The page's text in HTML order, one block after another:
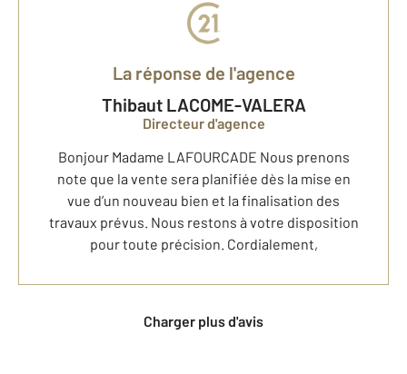
La réponse de l'agence
Thibaut LACOME-VALERA
Directeur d'agence
Bonjour Madame LAFOURCADE Nous prenons
note que la vente sera planifiée dès la mise en
vue d’un nouveau bien et la finalisation des
travaux prévus. Nous restons à votre disposition
pour toute précision. Cordialement,
Charger plus d'avis